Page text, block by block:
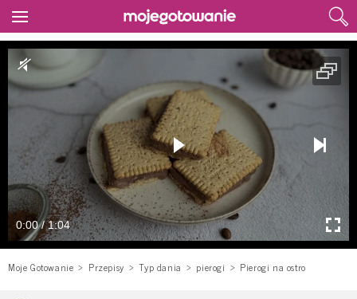
0:00 / 1:04
Moje Gotowanie Przepisy Typ dania pierogi Pierogi na ostro